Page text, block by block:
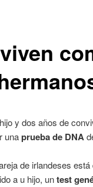
y dos años de
unaprueba de DNA
de irlandeses
a u hijo, untest